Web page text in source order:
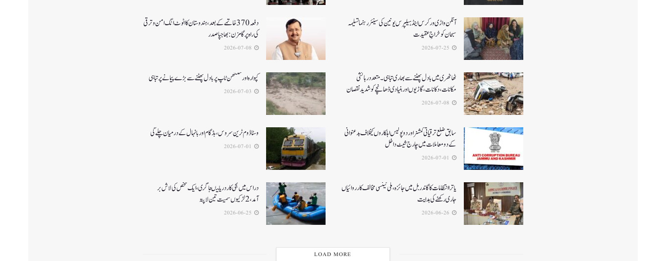
آنگن واڑی ورکرس اینڈ ہیلپرس یونین کی سینئر رہنما تسلیمہ
سبحان کو خراجِ عقیدت
دفعہ370 خاتمے کے بعد،ہندوستان کا اٹوٹ انگ امن و ترقی
کی راہ پر گامزن : بھاجپا صدر
ٹھاٹھری میں بادل پھٹنے سے بھاری تباہی۔متعددرہائشی
مکانات، دکانات، گاڑیوں اوربنیادی ڈھانچے کو شدید نقصان
کپوارہ اور سنتھن ٹاپ پر بادل پھٹنے سے بڑے پیمانے پرتباہی
سابق ضلع ترقیاتی کمشنر اور دو پولیس اہلکاروں کیخلاف بدعنوانی
کے دو معاملات میں چارج شیٹ داخل
وسٹا ڈوم ٹرین سروس ، بڈگام اور بانہال کے درمیان چلے گی
یاترا انتظامات کا گاندربل میں جائزہ، ملی ٹینسی مخالف کارروائیاں
جاری رکھنے کی ہدایت
دراس میں نجی کاردریا میںجا گری،ایک شخص کی لاش بر
آمد، 2لڑکیوں سمیت تین لاپتہ
LOAD MORE